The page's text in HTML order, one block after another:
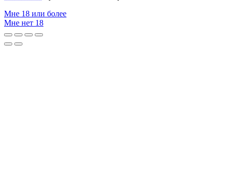
Мне 18 или более
Мне нет 18